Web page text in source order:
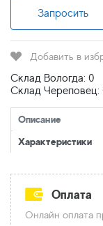
Запросить
Добавить в
Склад Вологда: 0
Склад Череповец:
Описание
Характеристики
Оплата
Онлайн оплата